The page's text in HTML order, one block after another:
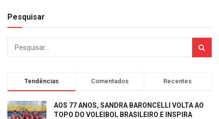
Pesquisar
Tendências Comentados Recentes
AOS 77 ANOS, SANDRA BARONCELLI VOLTA AO
TOPO DO VOLEIBOL BRASILEIRO E INSPIRA